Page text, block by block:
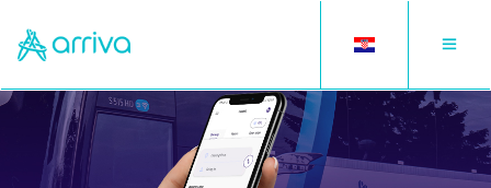
Toggle
Toggle